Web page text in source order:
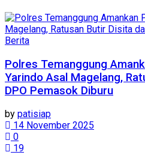
Berita
Polres Temanggung
Yarindo Asal Magelang,
DPO Pemasok Diburu
by patisiap
14 November 2025
0
19